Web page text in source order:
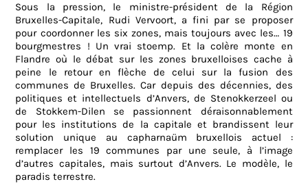
Sous la pression, le ministre-président de la Région
Bruxelles-Capitale, Rudi Vervoort, a fini par se proposer
pour coordonner les six zones, mais toujours avec les… 19
bourgmestres ! Un vrai stoemp. Et la colère monte en
Flandre où le débat sur les zones bruxelloises cache à
peine le retour en flèche de celui sur la fusion des
communes de Bruxelles. Car depuis des décennies, des
politiques et intellectuels d’Anvers, de Stenokkerzeel ou
de Stokkem-Dilen se passionnent déraisonnablement
pour les institutions de la capitale et brandissent leur
solution unique au capharnaüm bruxellois actuel :
remplacer les 19 communes par une seule, à l’image
d’autres capitales, mais surtout d’Anvers. Le modèle, le
paradis terrestre.